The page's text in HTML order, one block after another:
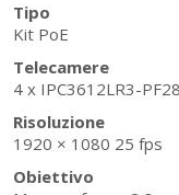
Tipo
Kit PoE
Telecamere
4 x IPC3612LR3-
Risoluzione
1920 × 1080 25 fps
Obiettivo